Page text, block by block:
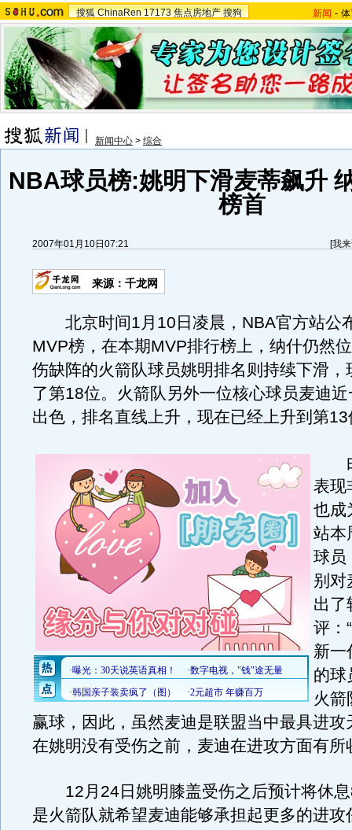
搜狐 ChinaRen 17173 焦点房地产 搜狗 新闻 -
新闻中心 > 综合
NBA球员榜:姚明下滑麦蒂飙升
榜首
2007年01月10日07:21 [我
来源：千龙网
北京时间1月10日凌晨，NBA官方站公
MVP榜，在本期MVP排行榜上，纳什仍然
伤缺阵的火箭队球员姚明排名则持续下滑，
了第18位。火箭队另外一位核心球员麦迪
出色，排名直线上升，现在已经上升到第
由
表现
也成
站本
球员
别对
出了
评：
新一
的球
火箭
赢球，因此，虽然麦迪是联盟当中最具进攻
在姚明没有受伤之前，麦迪在进攻方面有所
12月24日姚明膝盖受伤之后预计将休息
是火箭队就希望麦迪能够承担起更多的进攻